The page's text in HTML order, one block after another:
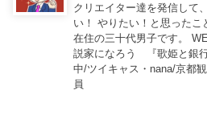
クリエイター達を発信して
い！ やりたい！と思った
在住の三十代男子です。
説家になろう 『歌姫と銀
中/ツイキャス・nana/京都
員